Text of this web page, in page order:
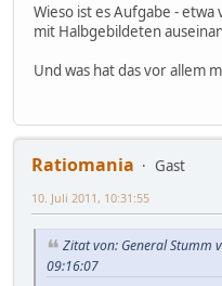
Wieso ist es Aufgabe -
mit Halbgebildeten
Und was hat das vor allem
Ratiomania
Gast
10. Juli 2011, 10:31:55
Zitat von: General Stumm
09:16:07